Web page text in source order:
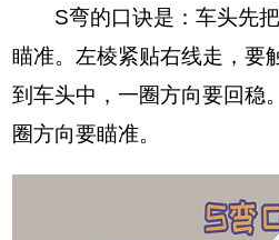
S弯的口诀是：车头先把
瞄准。左棱紧贴右线走，要
到车头中，一圈方向要回稳
圈方向要瞄准。